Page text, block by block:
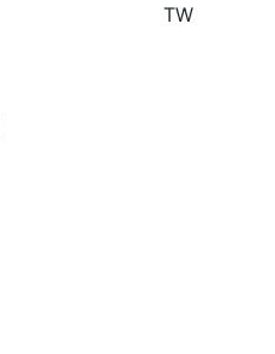
TW